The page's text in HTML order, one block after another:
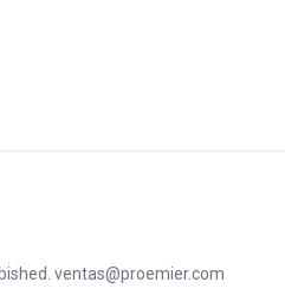
ventas@proemier.com